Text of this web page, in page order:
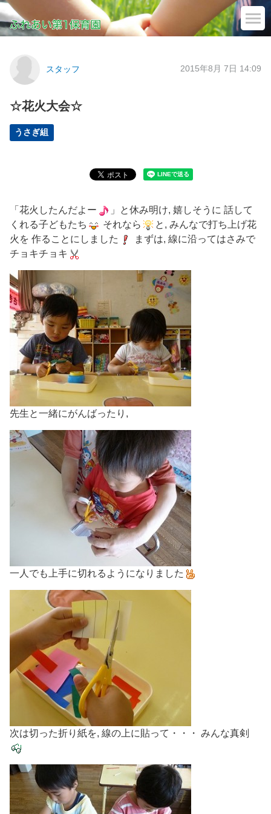
スタッフ 2015年8月 7日 14:09
☆花火大会☆
うさぎ組
「花火したんだよー
」と休み明け, 嬉しそうに 話して
くれる子どもたち
それなら
と, みんなで打ち上げ花
火を 作ることにしました
まずは, 線に沿ってはさみで
チョキチョキ
先生と一緒にがんばったり,
一人でも上手に切れるようになりました
次は切った折り紙を, 線の上に貼って・・・ みんな真剣